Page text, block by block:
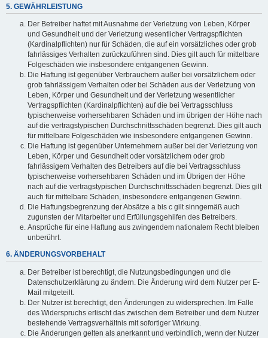
5. GEWÄHRLEISTUNG
Der Betreiber haftet mit Ausnahme der Verletzung von Leben, Körper
und Gesundheit und der Verletzung wesentlicher Vertragspflichten
(Kardinalpflichten) nur für Schäden, die auf ein vorsätzliches oder grob
fahrlässiges Verhalten zurückzuführen sind. Dies gilt auch für mittelbare
Folgeschäden wie insbesondere entgangenen Gewinn.
Die Haftung ist gegenüber Verbrauchern außer bei vorsätzlichem oder
grob fahrlässigem Verhalten oder bei Schäden aus der Verletzung von
Leben, Körper und Gesundheit und der Verletzung wesentlicher
Vertragspflichten (Kardinalpflichten) auf die bei Vertragsschluss
typischerweise vorhersehbaren Schäden und im übrigen der Höhe nach
auf die vertragstypischen Durchschnittsschäden begrenzt. Dies gilt auch
für mittelbare Folgeschäden wie insbesondere entgangenen Gewinn.
Die Haftung ist gegenüber Unternehmern außer bei der Verletzung von
Leben, Körper und Gesundheit oder vorsätzlichem oder grob
fahrlässigem Verhalten des Betreibers auf die bei Vertragsschluss
typischerweise vorhersehbaren Schäden und im Übrigen der Höhe
nach auf die vertragstypischen Durchschnittsschäden begrenzt. Dies gilt
auch für mittelbare Schäden, insbesondere entgangenen Gewinn.
Die Haftungsbegrenzung der Absätze a bis c gilt sinngemäß auch
zugunsten der Mitarbeiter und Erfüllungsgehilfen des Betreibers.
Ansprüche für eine Haftung aus zwingendem nationalem Recht bleiben
unberührt.
6. ÄNDERUNGSVORBEHALT
Der Betreiber ist berechtigt, die Nutzungsbedingungen und die
Datenschutzerklärung zu ändern. Die Änderung wird dem Nutzer per E-
Mail mitgeteilt.
Der Nutzer ist berechtigt, den Änderungen zu widersprechen. Im Falle
des Widerspruchs erlischt das zwischen dem Betreiber und dem Nutzer
bestehende Vertragsverhältnis mit sofortiger Wirkung.
Die Änderungen gelten als anerkannt und verbindlich, wenn der Nutzer